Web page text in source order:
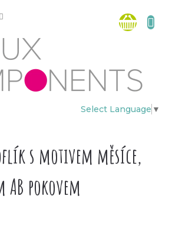
Select Language ▼
košík
s motivem měsíce,
pokovem